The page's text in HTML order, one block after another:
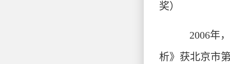
奖）
2006年
析》获北京市